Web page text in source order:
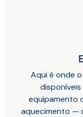
Aqui é onde
equipamento
aquecimento —